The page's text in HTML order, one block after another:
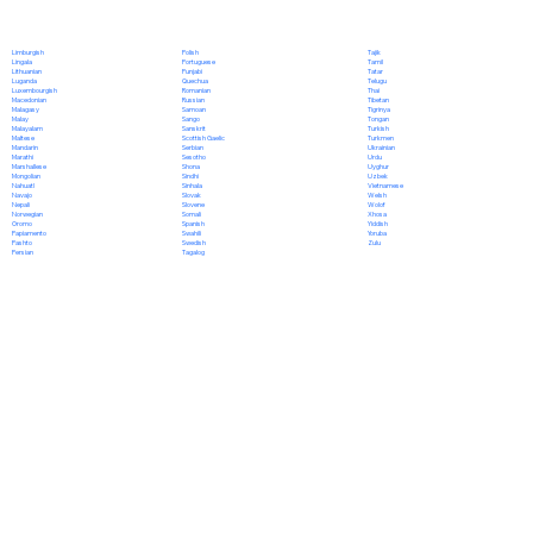
Limburgish
Lingala
Lithuanian
Luganda
Luxembourgish
Macedonian
Malagasy
Malay
Malayalam
Maltese
Mandarin
Marathi
Marshallese
Mongolian
Nahuatl
Navajo
Nepali
Norwegian
Oromo
Papiamento
Pashto
Persian
Polish
Portuguese
Punjabi
Quechua
Romanian
Russian
Samoan
Sango
Sanskrit
Scottish Gaelic
Serbian
Sesotho
Shona
Sindhi
Sinhala
Slovak
Slovene
Somali
Spanish
Swahili
Swedish
Tagalog
Tajik
Tamil
Tatar
Telugu
Thai
Tibetan
Tigrinya
Tongan
Turkish
Turkmen
Ukrainian
Urdu
Uyghur
Uzbek
Vietnamese
Welsh
Wolof
Xhosa
Yiddish
Yoruba
Zulu